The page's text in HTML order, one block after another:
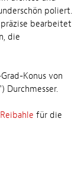
poliert.
bearbeitet
die
Konus von
Durchmesser.
für die